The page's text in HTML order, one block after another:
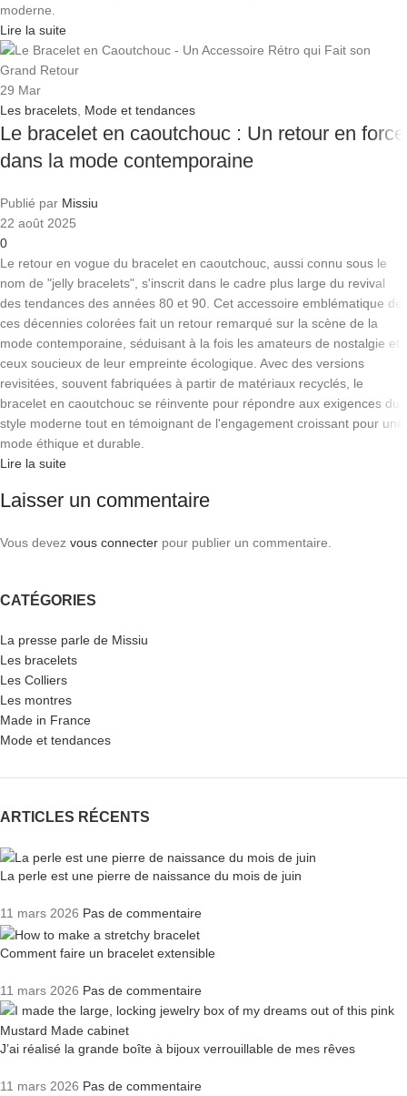
moderne.
Lire la suite
29 Mar
Les bracelets Mode et tendances
Le bracelet en caoutchouc : Un retour en force
dans la mode contemporaine
Publié par Missiu
22 août 2025
0
Le retour en vogue du bracelet en caoutchouc, aussi connu sous le
nom de "jelly bracelets", s'inscrit dans le cadre plus large du revival
des tendances des années 80 et 90. Cet accessoire emblématique de
ces décennies colorées fait un retour remarqué sur la scène de la
mode contemporaine, séduisant à la fois les amateurs de nostalgie et
ceux soucieux de leur empreinte écologique. Avec des versions
revisitées, souvent fabriquées à partir de matériaux recyclés, le
bracelet en caoutchouc se réinvente pour répondre aux exigences du
style moderne tout en témoignant de l'engagement croissant pour une
mode éthique et durable.
Lire la suite
Laisser un commentaire
Vous devez vous connecter pour publier un commentaire.
CATÉGORIES
La presse parle de Missiu
Les bracelets
Les Colliers
Les montres
Made in France
Mode et tendances
ARTICLES RÉCENTS
La perle est une pierre de naissance du mois de juin
11 mars 2026 Pas de commentaire
Comment faire un bracelet extensible
11 mars 2026 Pas de commentaire
J’ai réalisé la grande boîte à bijoux verrouillable de mes rêves
11 mars 2026 Pas de commentaire